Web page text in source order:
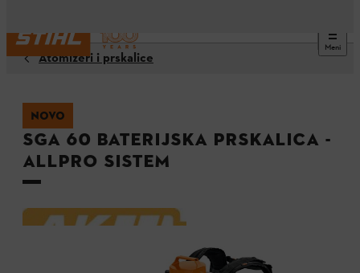
Meni
Atomizeri i prskalice
NOVO
SGA 60 baterijska prskalica -
ALLPRO sistem